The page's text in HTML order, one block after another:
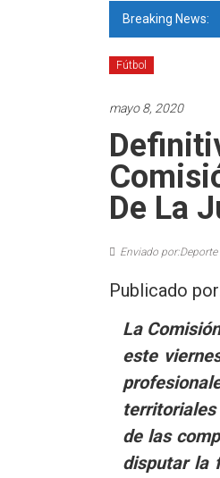
Breaking News:
Fútbol
mayo 8, 2020
De La
Enviado por:Deporte
Publicado
La
este
territoriales
de las
disputar la